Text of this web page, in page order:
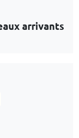
arrivants